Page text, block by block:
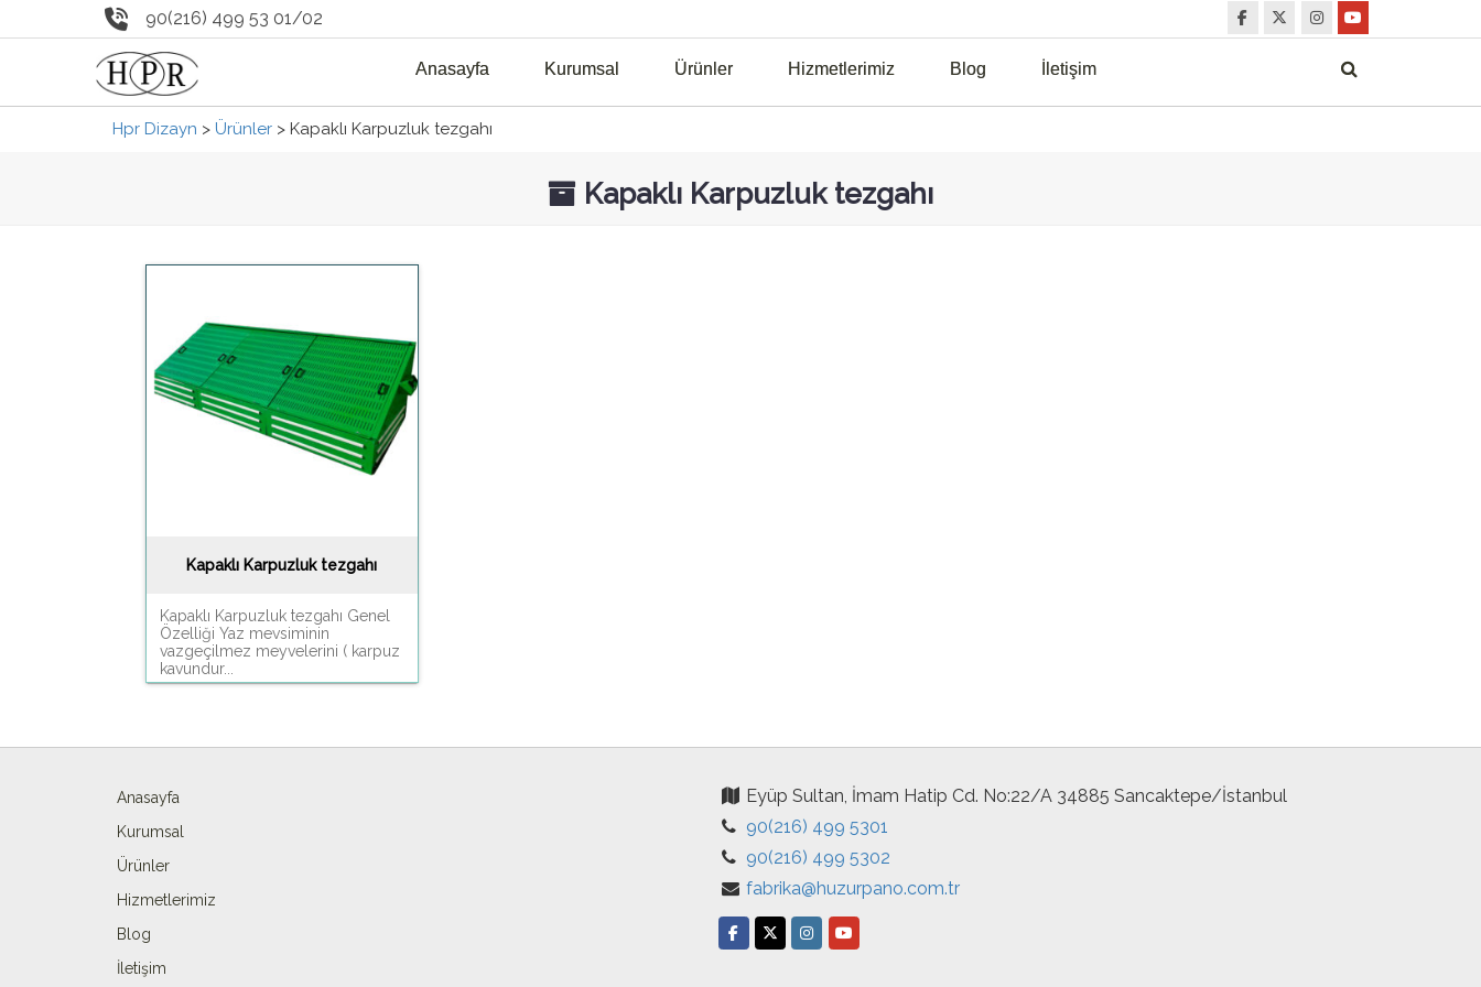
90(216) 499 53 01/02
Anasayfa Kurumsal Ürünler Hizmetlerimiz Blog İletişim
Hpr Dizayn > Ürünler > Kapaklı Karpuzluk tezgahı
Kapaklı Karpuzluk tezgahı
Kapaklı Karpuzluk tezgahı
Kapaklı Karpuzluk tezgahı Genel
Özelliği Yaz mevsiminin
vazgeçilmez meyvelerini ( karpuz
kavundur...
Anasayfa
Kurumsal
Ürünler
Hizmetlerimiz
Blog
İletişim
Eyüp Sultan, İmam Hatip Cd. No:22/A 34885 Sancaktepe/İstanbul
90(216) 499 5301
90(216) 499 5302
fabrika@huzurpano.com.tr